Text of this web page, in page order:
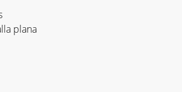
plana